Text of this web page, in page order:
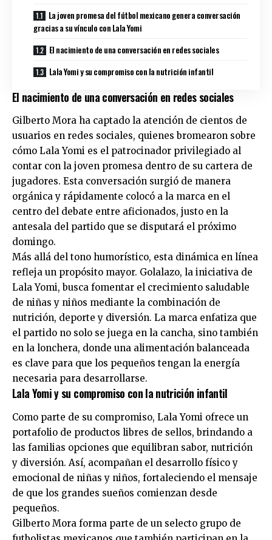
La joven promesa del fútbol mexicano genera conversación
gracias a su vínculo con Lala Yomi
El nacimiento de una conversación en redes sociales
Lala Yomi y su compromiso con la nutrición infantil
El nacimiento de una conversación en redes sociales
Gilberto Mora ha captado la atención de cientos de
usuarios en redes sociales, quienes bromearon sobre
cómo Lala Yomi es el patrocinador privilegiado al
contar con la joven promesa dentro de su cartera de
jugadores. Esta conversación surgió de manera
orgánica y rápidamente colocó a la marca en el
centro del debate entre aficionados, justo en la
antesala del partido que se disputará el próximo
domingo.
Más allá del tono humorístico, esta dinámica en línea
refleja un propósito mayor. Golalazo, la iniciativa de
Lala Yomi, busca fomentar el crecimiento saludable
de niñas y niños mediante la combinación de
nutrición, deporte y diversión. La marca enfatiza que
el partido no solo se juega en la cancha, sino también
en la lonchera, donde una alimentación balanceada
es clave para que los pequeños tengan la energía
necesaria para desarrollarse.
Lala Yomi y su compromiso con la nutrición infantil
Como parte de su compromiso, Lala Yomi ofrece un
portafolio de productos libres de sellos, brindando a
las familias opciones que equilibran sabor, nutrición
y diversión. Así, acompañan el desarrollo físico y
emocional de niñas y niños, fortaleciendo el mensaje
de que los grandes sueños comienzan desde
pequeños.
Gilberto Mora forma parte de un selecto grupo de